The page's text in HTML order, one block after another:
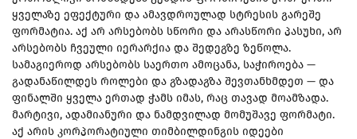
ყველაზე ეფექტური და ამავდროულად სტრესის გარეშე
ფორმატია. აქ არ არსებობს სწორი და არასწორი პასუხი, არ
არსებობს ჩვეული იერარქია და შედეგზე ზეწოლა.
სამაგიეროდ არსებობს საერთო ამოცანა, საჭიროება —
გადანაწილდეს როლები და გზადაგზა შევთანხმდეთ — და
ფინალში ყველა ერთად ჭამს იმას, რაც თავად მოამზადა.
მარტივი, ადამიანური და ნამდვილად მომუშავე ფორმატი.
აქ არის კორპორატიული თიმბილდინგის იდეები